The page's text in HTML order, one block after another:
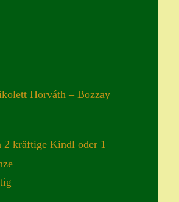
Horváth – Bozzay
2 kräftige Kindl oder 1